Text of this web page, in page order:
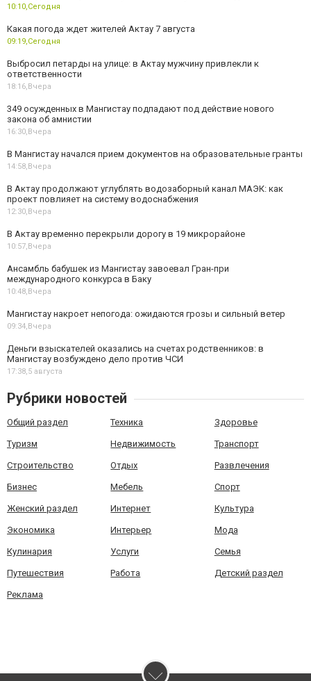
10:10,Сегодня
Какая погода ждет жителей Актау 7 августа
09:19,Сегодня
Выбросил петарды на улице: в Актау мужчину привлекли к
ответственности
18:16,Вчера
349 осужденных в Мангистау подпадают под действие нового
закона об амнистии
16:30,Вчера
В Мангистау начался прием документов на образовательные гранты
14:58,Вчера
В Актау продолжают углублять водозаборный канал МАЭК: как
проект повлияет на систему водоснабжения
12:30,Вчера
В Актау временно перекрыли дорогу в 19 микрорайоне
10:57,Вчера
Ансамбль бабушек из Мангистау завоевал Гран-при
международного конкурса в Баку
10:48,Вчера
Мангистау накроет непогода: ожидаются грозы и сильный ветер
09:34,Вчера
Деньги взыскателей оказались на счетах родственников: в
Мангистау возбуждено дело против ЧСИ
17:38,5 августа
Рубрики новостей
Общий раздел Техника Здоровье
Туризм Недвижимость Транспорт
Строительство Отдых Развлечения
Бизнес Мебель Спорт
Женский раздел Интернет Культура
Экономика Интерьер Мода
Кулинария Услуги Семья
Путешествия Работа Детский раздел
Реклама